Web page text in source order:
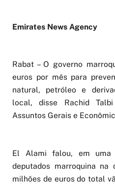
Emirates News Agency
Rabat – O governo
euros por mês para
natural, petróleo e
local, disse Rachid
Assuntos Gerais e
El Alami falou, em uma
deputados marroquina
milhões de euros do total